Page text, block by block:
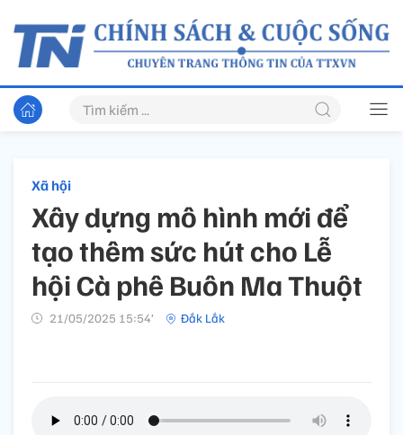
Xã hội
Xây dựng mô hình mới để
tạo thêm sức hút cho Lễ
hội Cà phê Buôn Ma Thuột
21/05/2025 15:54’ Đắk Lắk